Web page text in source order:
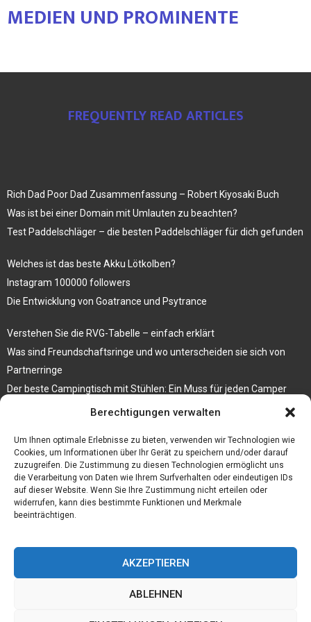
Berechtigungen verwalten
Um Ihnen optimale Erlebnisse zu bieten, verwenden wir Technologien wie
Cookies, um Informationen über Ihr Gerät zu speichern und/oder darauf
zuzugreifen. Die Zustimmung zu diesen Technologien ermöglicht uns
die Verarbeitung von Daten wie Ihrem Surfverhalten oder eindeutigen IDs
auf dieser Website. Wenn Sie Ihre Zustimmung nicht erteilen oder
widerrufen, kann dies bestimmte Funktionen und Merkmale
beeinträchtigen.
AKZEPTIEREN
ABLEHNEN
MEDIEN UND PROMINENTE
FREQUENTLY READ ARTICLES
Rich Dad Poor Dad Zusammenfassung – Robert Kiyosaki Buch
Was ist bei einer Domain mit Umlauten zu beachten?
Test Paddelschläger – die besten Paddelschläger für dich gefunden
Welches ist das beste Akku Lötkolben?
Instagram 100000 followers
Die Entwicklung von Goatrance und Psytrance
Verstehen Sie die RVG-Tabelle – einfach erklärt
Was sind Freundschaftsringe und wo unterscheiden sie sich von
Partnerringe
Der beste Campingtisch mit Stühlen: Ein Muss für jeden Camper
Die Küche als Platz der Gemeinschaft
Elektrokamin Bestseller – die besten Stücke für Ihr Zuhause